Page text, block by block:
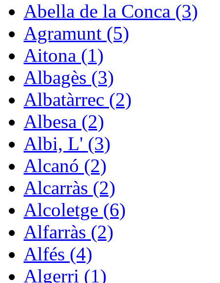
Abella de la Conca (3)
Agramunt (5)
Aitona (1)
Albagès (3)
Albatàrrec (2)
Albesa (2)
Albi, L' (3)
Alcanó (2)
Alcarràs (2)
Alcoletge (6)
Alfarràs (2)
Alfés (4)
Algerri (1)